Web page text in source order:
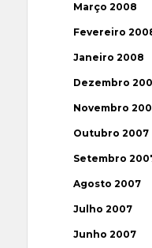
Março 2008
Fevereiro
Janeiro 2008
Dezembro
Novembro
Outubro 2007
Setembro
Agosto 2007
Julho 2007
Junho 2007